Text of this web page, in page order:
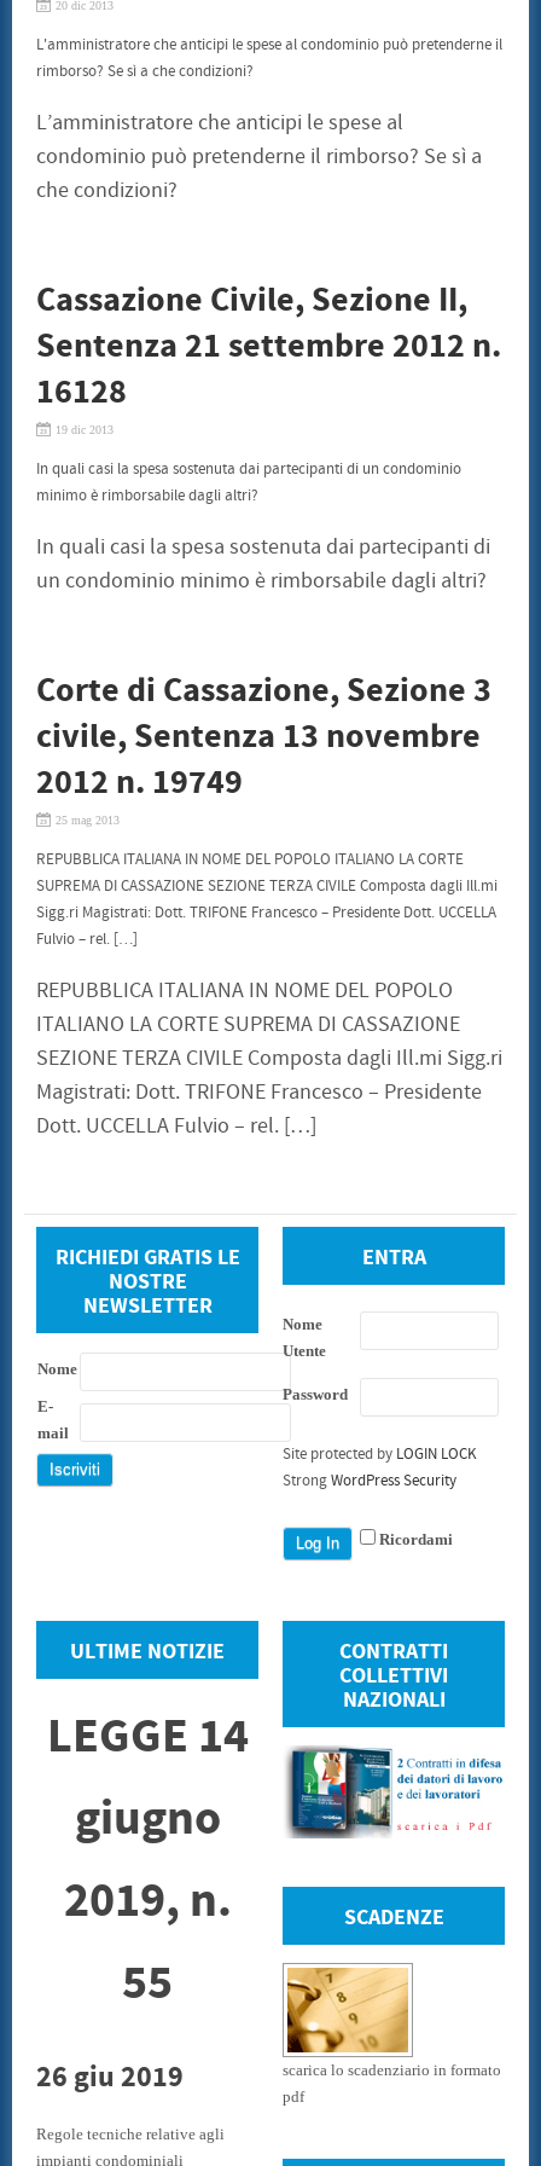
SENTENZE
BENI CULTURALI
GALLERIA NICOLA DANIORE
PATRIMONIO ARTISTICO
CONVENZIONI
STAMPE LITOGRAFIE E SERIGRAFIE
EVENTI
CONVEGNO 22 LUGLIO 2011
CONTATTI
20 dic 2013
L'amministratore che anticipi le spese al condominio può pretenderne il
rimborso? Se sì a che condizioni?
L’amministratore che anticipi le spese al
condominio può pretenderne il rimborso? Se sì a
che condizioni?
Cassazione Civile, Sezione II,
Sentenza 21 settembre 2012 n.
16128
19 dic 2013
In quali casi la spesa sostenuta dai partecipanti di un condominio
minimo è rimborsabile dagli altri?
In quali casi la spesa sostenuta dai partecipanti di
un condominio minimo è rimborsabile dagli altri?
Corte di Cassazione, Sezione 3
civile, Sentenza 13 novembre
2012 n. 19749
25 mag 2013
REPUBBLICA ITALIANA IN NOME DEL POPOLO ITALIANO LA CORTE
SUPREMA DI CASSAZIONE SEZIONE TERZA CIVILE Composta dagli Ill.mi
Sigg.ri Magistrati: Dott. TRIFONE Francesco – Presidente Dott. UCCELLA
Fulvio – rel. […]
REPUBBLICA ITALIANA IN NOME DEL POPOLO
ITALIANO LA CORTE SUPREMA DI CASSAZIONE
SEZIONE TERZA CIVILE Composta dagli Ill.mi Sigg.ri
Magistrati: Dott. TRIFONE Francesco – Presidente
Dott. UCCELLA Fulvio – rel. […]
RICHIEDI GRATIS LE
NOSTRE
NEWSLETTER
Nome
E-
mail
ENTRA
Nome
Utente
Password
Site protected by LOGIN LOCK
StrongWordPress Security
Ricordami
ULTIME NOTIZIE
LEGGE 14
giugno
2019, n.
55
26 giu 2019
Regole tecniche relative agli
impianti condominiali
CONTRATTI
COLLETTIVI
NAZIONALI
SCADENZE
scarica lo scadenziario in formato
pdf